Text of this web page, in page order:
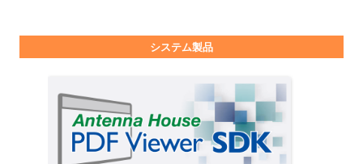
システム製品